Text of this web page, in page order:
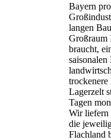
Bayern
langen
Großraum
braucht,
Lagerzelt
Tagen
Wir liefern
die
Flachland